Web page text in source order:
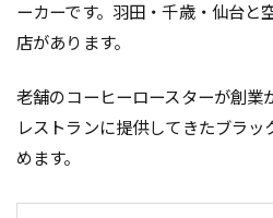
ーカーです。羽田・千歳・仙台と
店があります。
老舗のコーヒーロースターが創業
レストランに提供してきたブラ
めます。